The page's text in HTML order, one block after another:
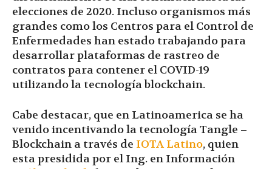
elecciones de 2020. Incluso organismos más
grandes como los Centros para el Control de
Enfermedades han estado trabajando para
desarrollar plataformas de rastreo de
contratos para contener el COVID-19
utilizando la tecnología blockchain.
Cabe destacar, que en Latinoamerica se ha
venido incentivando la tecnología Tangle –
Blockchain a través de IOTA Latino, quien
esta presidida por el Ing. en Información